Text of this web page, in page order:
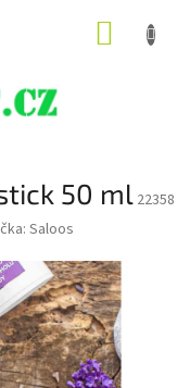
50 ml 22358
Saloos